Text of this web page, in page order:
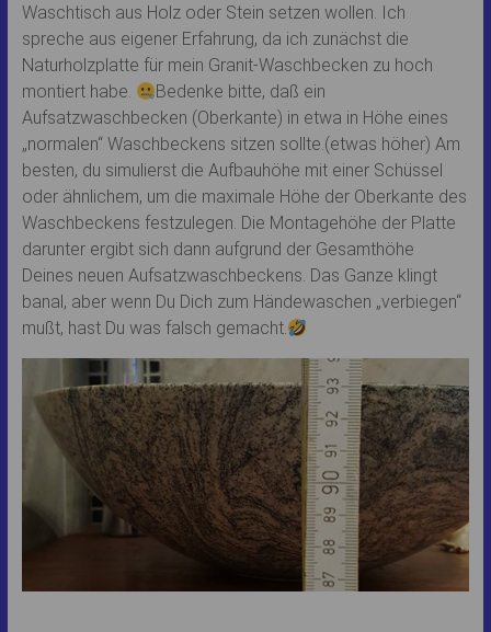
Waschtisch aus Holz oder Stein setzen wollen. Ich
spreche aus eigener Erfahrung, da ich zunächst die
Naturholzplatte für mein Granit-Waschbecken zu hoch
montiert habe.
Bedenke bitte, daß ein
Aufsatzwaschbecken (Oberkante) in etwa in Höhe eines
„normalen“ Waschbeckens sitzen sollte.(etwas höher) Am
besten, du simulierst die Aufbauhöhe mit einer Schüssel
oder ähnlichem, um die maximale Höhe der Oberkante des
Waschbeckens festzulegen. Die Montagehöhe der Platte
darunter ergibt sich dann aufgrund der Gesamthöhe
Deines neuen Aufsatzwaschbeckens. Das Ganze klingt
banal, aber wenn Du Dich zum Händewaschen „verbiegen“
mußt, hast Du was falsch gemacht.